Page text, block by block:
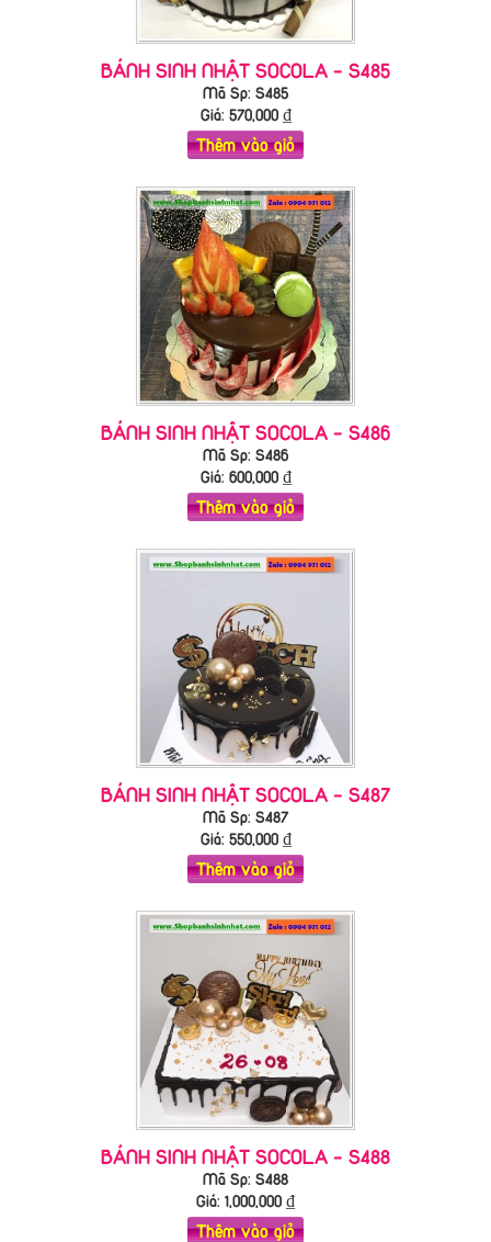
BÁNH SINH NHẬT SOCOLA - S485
Mã Sp: S485
Giá: 570,000₫
Thêm vào giỏ
BÁNH SINH NHẬT SOCOLA - S486
Mã Sp: S486
Giá: 600,000₫
Thêm vào giỏ
BÁNH SINH NHẬT SOCOLA - S487
Mã Sp: S487
Giá: 550,000₫
Thêm vào giỏ
BÁNH SINH NHẬT SOCOLA - S488
Mã Sp: S488
Giá: 1,000,000₫
Thêm vào giỏ